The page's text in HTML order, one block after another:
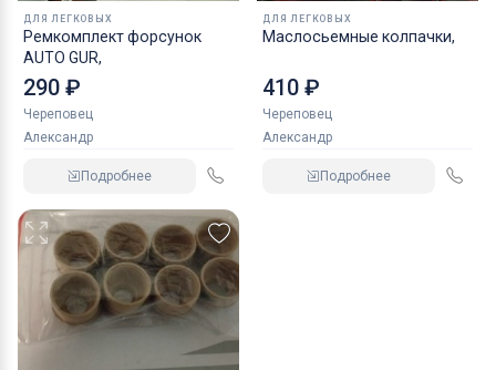
ДЛЯ ЛЕГКОВЫХ
Ремкомплект форсунок
AUTO GUR,
290 ₽
Череповец
Александр
Подробнее
ДЛЯ ЛЕГКОВЫХ
Маслосьемные колпачки,
410 ₽
Череповец
Александр
Подробнее